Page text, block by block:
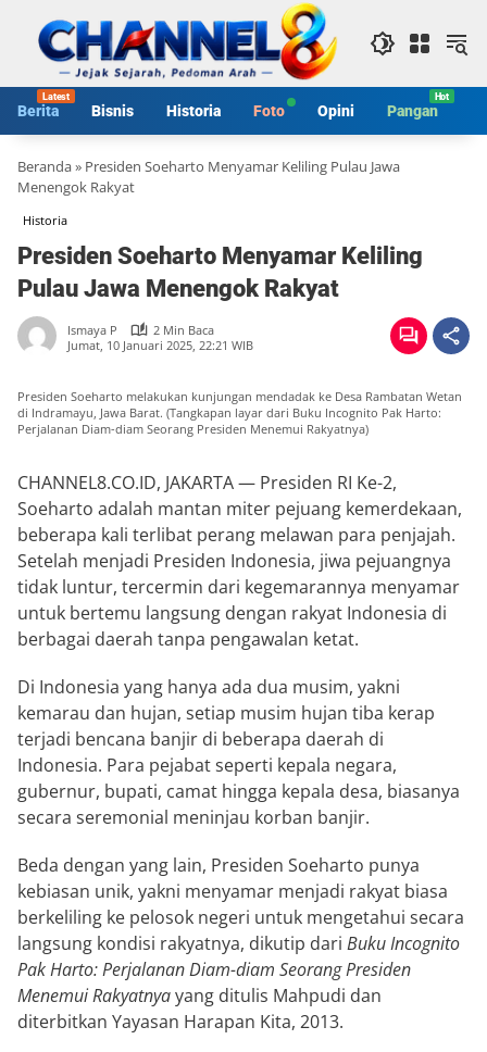
konten
Berita Bisnis Historia Foto Opini Pangan
Beranda» Presiden Soeharto Menyamar Keliling Pulau Jawa
Menengok Rakyat
Historia
Presiden Soeharto Menyamar Keliling
Pulau Jawa Menengok Rakyat
Ismaya P
2 Min Baca
Jumat, 10 Januari 2025, 22:21 WIB
Presiden Soeharto melakukan kunjungan mendadak ke Desa Rambatan Wetan
di Indramayu, Jawa Barat. (Tangkapan layar dari Buku Incognito Pak Harto:
Perjalanan Diam-diam Seorang Presiden Menemui Rakyatnya)
CHANNEL8.CO.ID, JAKARTA — Presiden RI Ke-2,
Soeharto adalah mantan miter pejuang kemerdekaan,
beberapa kali terlibat perang melawan para penjajah.
Setelah menjadi Presiden Indonesia, jiwa pejuangnya
tidak luntur, tercermin dari kegemarannya menyamar
untuk bertemu langsung dengan rakyat Indonesia di
berbagai daerah tanpa pengawalan ketat.
Di Indonesia yang hanya ada dua musim, yakni
kemarau dan hujan, setiap musim hujan tiba kerap
terjadi bencana banjir di beberapa daerah di
Indonesia. Para pejabat seperti kepala negara,
gubernur, bupati, camat hingga kepala desa, biasanya
secara seremonial meninjau korban banjir.
Beda dengan yang lain, Presiden Soeharto punya
kebiasan unik, yakni menyamar menjadi rakyat biasa
berkeliling ke pelosok negeri untuk mengetahui secara
langsung kondisi rakyatnya, dikutip dari Buku Incognito
Pak Harto: Perjalanan Diam-diam Seorang Presiden
Menemui Rakyatnyayang ditulis Mahpudi dan
diterbitkan Yayasan Harapan Kita, 2013.